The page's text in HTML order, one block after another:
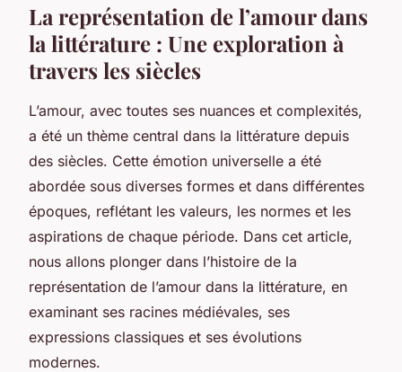
La représentation de l’amour dans
la littérature : Une exploration à
travers les siècles
L’amour, avec toutes ses nuances et complexités,
a été un thème central dans la littérature depuis
des siècles. Cette émotion universelle a été
abordée sous diverses formes et dans différentes
époques, reflétant les valeurs, les normes et les
aspirations de chaque période. Dans cet article,
nous allons plonger dans l’histoire de la
représentation de l’amour dans la littérature, en
examinant ses racines médiévales, ses
expressions classiques et ses évolutions
modernes.